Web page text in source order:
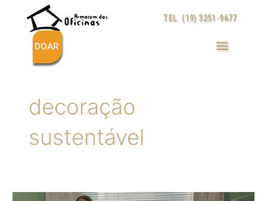
conteúdo
TEL. (19) 3251-9677
DOAR
decoração
sustentável